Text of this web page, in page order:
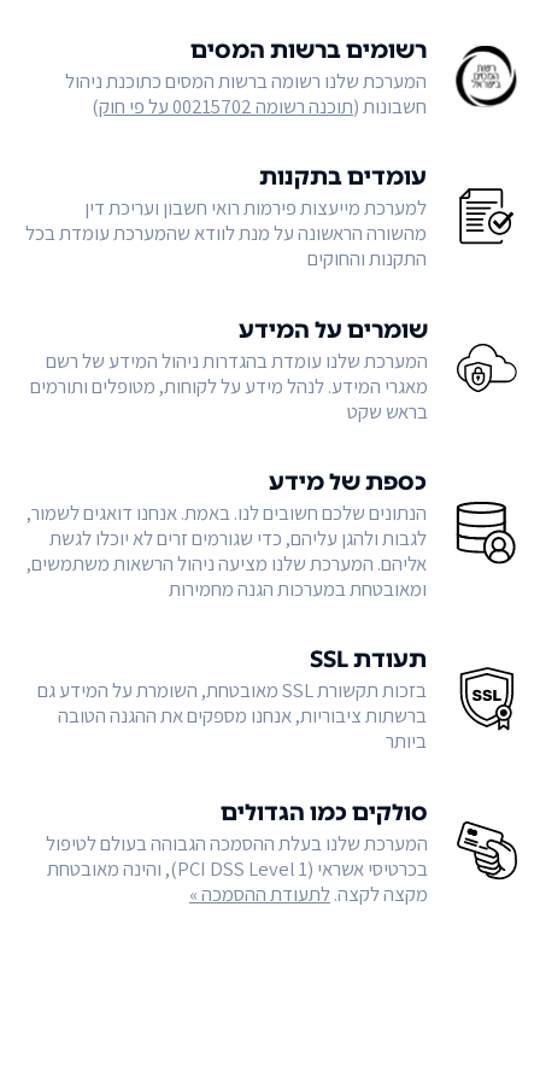
רשומים ברשות המסים
המערכת שלנו רשומה ברשות המסים כתוכנת ניהול
חשבונות (תוכנה רשומה 00215702 על פי חוק )
עומדים בתקנות
למערכת מייעצות פירמות רואי חשבון ועריכת דין
מהשורה הראשונה על מנת לוודא שהמערכת עומדת בכל
התקנות והחוקים
שומרים על המידע
המערכת שלנו עומדת בהגדרות ניהול המידע של רשם
מאגרי המידע. לנהל מידע על לקוחות, מטופלים ותורמים
בראש שקט
כספת של מידע
הנתונים שלכם חשובים לנו. באמת. אנחנו דואגים לשמור,
לגבות ולהגן עליהם, כדי שגורמים זרים לא יוכלו לגשת
אליהם. המערכת שלנו מציעה ניהול הרשאות משתמשים,
ומאובטחת במערכות הגנה מחמירות
תעודת SSL
בזכות תקשורת SSL מאובטחת, השומרת על המידע גם
ברשתות ציבוריות, אנחנו מספקים את ההגנה הטובה
ביותר
סולקים כמו הגדולים
המערכת שלנו בעלת ההסמכה הגבוהה בעולם לטיפול
בכרטיסי אשראי (PCI DSS Level 1), והינה מאובטחת
מקצה לקצה.לתעודת ההסמכה »